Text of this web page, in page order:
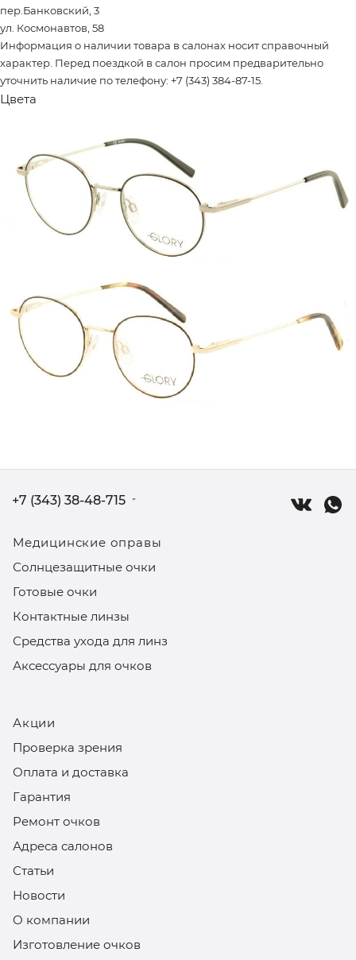
пер.Банковский, 3
ул. Космонавтов, 58
Информация о наличии товара в салонах носит справочный
характер. Перед поездкой в салон просим предварительно
уточнить наличие по телефону: +7 (343) 384-87-15.
Цвета
Медицинские оправы
Солнцезащитные очки
Готовые очки
Контактные линзы
Средства ухода для линз
Аксессуары для очков
Акции
Проверка зрения
Оплата и доставка
Гарантия
Ремонт очков
Адреса салонов
Статьи
Новости
О компании
Изготовление очков
+7 (343) 38-48-715